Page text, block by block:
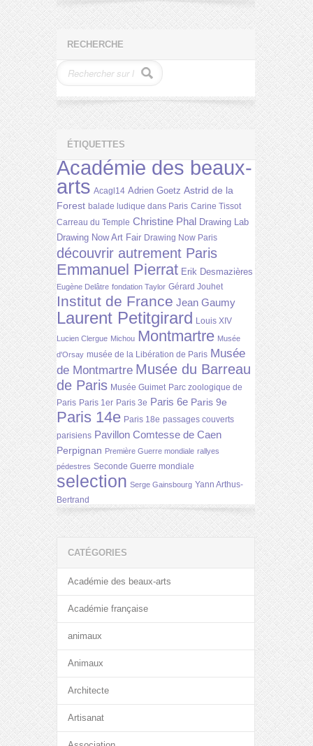
RECHERCHE
ÉTIQUETTES
Académie des beaux-
arts Acagl14 Adrien Goetz Astrid de la
Forest balade ludique dans Paris Carine Tissot
Carreau du Temple Christine Phal Drawing Lab
Drawing Now Art Fair Drawing Now Paris
découvrir autrement Paris
Emmanuel Pierrat Erik Desmazières
Eugène Delâtre fondation Taylor Gérard Jouhet
Institut de France Jean Gaumy
Laurent Petitgirard Louis XIV
Lucien Clergue Michou Montmartre Musée
d'Orsay musée de la Libération de Paris Musée
de Montmartre Musée du Barreau
de Paris Musée Guimet Parc zoologique de
Paris Paris 1er Paris 3e Paris 6e Paris 9e
Paris 14e Paris 18e passages couverts
parisiens Pavillon Comtesse de Caen
Perpignan Première Guerre mondiale rallyes
pédestres Seconde Guerre mondiale
selection Serge Gainsbourg Yann Arthus-
Bertrand
CATÉGORIES
Académie des beaux-arts
Académie française
animaux
Animaux
Architecte
Artisanat